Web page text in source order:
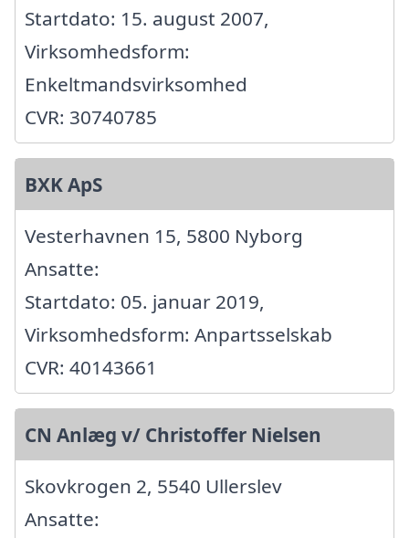
Startdato: 15. august 2007,
Virksomhedsform:
Enkeltmandsvirksomhed
CVR: 30740785
BXK ApS
Vesterhavnen 15, 5800 Nyborg
Ansatte:
Startdato: 05. januar 2019,
Virksomhedsform: Anpartsselskab
CVR: 40143661
CN Anlæg v/ Christoffer Nielsen
Skovkrogen 2, 5540 Ullerslev
Ansatte: